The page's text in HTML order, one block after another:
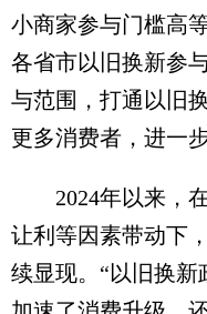
小商家参与门槛高
各省市以旧换新参
与范围，打通以旧
更多消费者，进一
2024年以来，在
让利等因素带动下
续显现。“以旧换新